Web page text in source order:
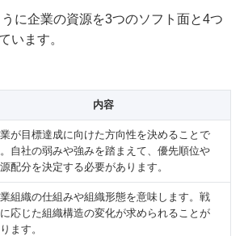
に企業の資源を3つのソフト面と4つ
います。
内容
が目標達成に向けた方向性を決めることで
自社の弱みや強みを踏まえて、優先順位や
配分を決定する必要があります。
組織の仕組みや組織形態を意味します。戦
応じた組織構造の変化が求められることが
ます。